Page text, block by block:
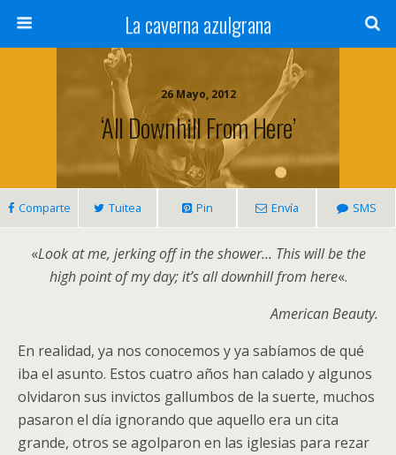
La caverna azulgrana
26 Mayo, 2012
‘All Downhill From Here’
Comparte Tuitea Pin Envía SMS
«Look at me, jerking off in the shower… This will be the
high point of my day; it’s all downhill from here«.
American Beauty.
En realidad, ya nos conocemos y ya sabíamos de qué
iba el asunto. Estos cuatro años han calado y algunos
olvidaron sus invictos gallumbos de la suerte, muchos
pasaron el día ignorando que aquello era un cita
grande, otros se agolparon en las iglesias para rezar